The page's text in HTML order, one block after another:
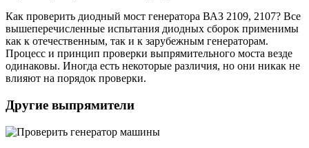
Как проверить диодный мост генератора ВАЗ 2109, 2107? Все
вышеперечисленные испытания диодных сборок применимы
как к отечественным, так и к зарубежным генераторам.
Процесс и принцип проверки выпрямительного моста везде
одинаковы. Иногда есть некоторые различия, но они никак не
влияют на порядок проверки.
Другие выпрямители